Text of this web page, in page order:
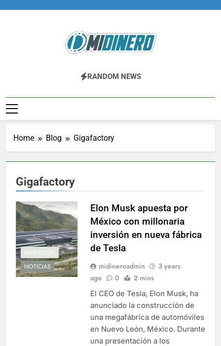
Midinero.co
Fintech, Criptomonedas
RANDOM NEWS
Home Blog Gigafactory
Gigafactory
INVERSIÓN
NOTICIAS
Elon Musk apuesta por
México con millonaria
inversión en nueva fábrica
de Tesla
midineroadmin
3 years
ago
0 2 mins
El CEO de Tesla, Elon Musk, ha
anunciado la construcción de
una megafábrica de automóviles
en Nuevo León, México. Durante
una presentación a los